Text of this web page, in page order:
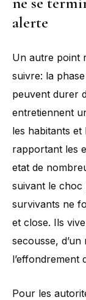
alerte
Un autre point
suivre: la
peuvent durer
entretiennent
les habitants et
rapportant les
etat de
suivant le choc
survivants ne
et close. Ils
secousse,
l’effondrement
Pour les